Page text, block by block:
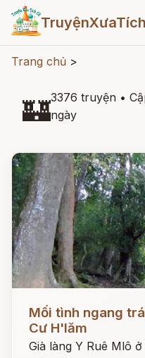
Trang chủ >
🏰3376 truyện •
ngày
Đọc ngay
Mối tình ngang
Cư H'lăm
Già làng Y Ruê Mlô